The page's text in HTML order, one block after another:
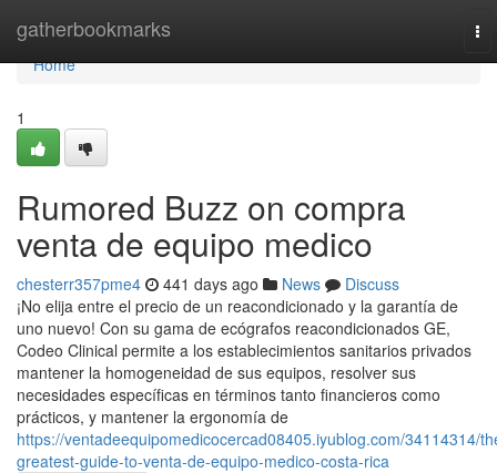
gatherbookmarks
Home
Home
1
Rumored Buzz on compra
venta de equipo medico
chesterr357pme4 441 days ago News
Discuss
¡No elija entre el precio de un reacondicionado y la garantía de
uno nuevo! Con su gama de ecógrafos reacondicionados GE,
Codeo Clinical permite a los establecimientos sanitarios privados
mantener la homogeneidad de sus equipos, resolver sus
necesidades específicas en términos tanto financieros como
prácticos, y mantener la ergonomía de
https://ventadeequipomedicocercad08405.iyublog.com/34114314/
greatest-guide-to-venta-de-equipo-medico-costa-rica